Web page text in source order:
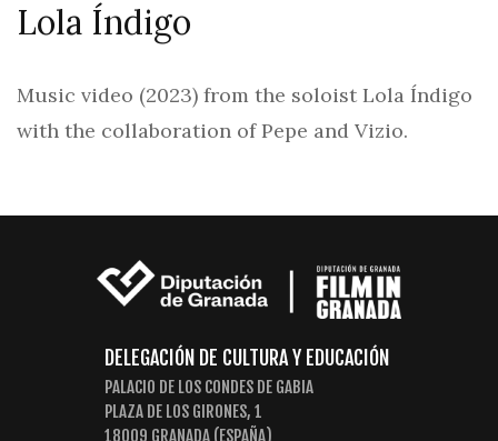
Lola Índigo
Music video (2023) from the soloist Lola Índigo
with the collaboration of Pepe and Vizio.
DELEGACIÓN DE CULTURA Y EDUCACIÓN
PALACIO DE LOS CONDES DE GABIA
PLAZA DE LOS GIRONES, 1
18009 GRANADA (ESPAÑA)